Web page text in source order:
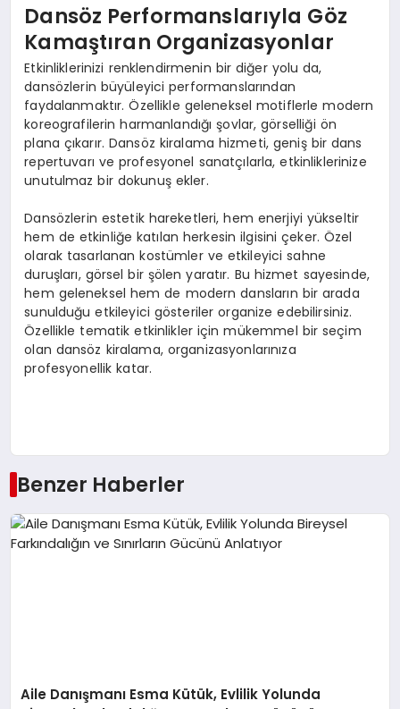
Dansöz Performanslarıyla Göz
Kamaştıran Organizasyonlar
Etkinliklerinizi renklendirmenin bir diğer yolu da,
dansözlerin büyüleyici performanslarından
faydalanmaktır. Özellikle geleneksel motiflerle modern
koreografilerin harmanlandığı şovlar, görselliği ön
plana çıkarır. Dansöz kiralama hizmeti, geniş bir dans
repertuvarı ve profesyonel sanatçılarla, etkinliklerinize
unutulmaz bir dokunuş ekler.
Dansözlerin estetik hareketleri, hem enerjiyi yükseltir
hem de etkinliğe katılan herkesin ilgisini çeker. Özel
olarak tasarlanan kostümler ve etkileyici sahne
duruşları, görsel bir şölen yaratır. Bu hizmet sayesinde,
hem geleneksel hem de modern dansların bir arada
sunulduğu etkileyici gösteriler organize edebilirsiniz.
Özellikle tematik etkinlikler için mükemmel bir seçim
olan dansöz kiralama, organizasyonlarınıza
profesyonellik katar.
Benzer Haberler
Aile Danışmanı Esma Kütük, Evlilik Yolunda